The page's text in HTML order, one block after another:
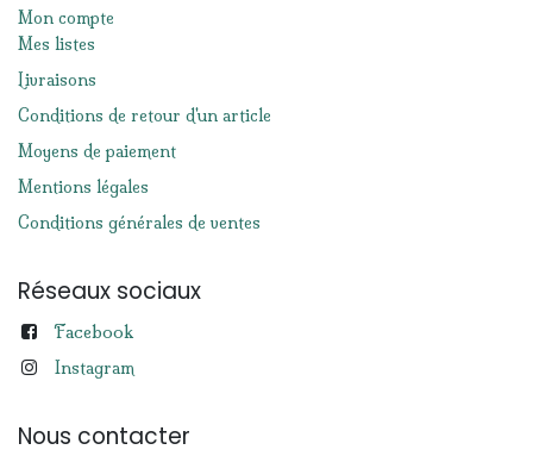
Mon compte
Mes listes
Livraisons
Conditions de retour d'un article
Moyens de paiement
Mentions légales
Conditions générales de ventes
Réseaux sociaux
Facebook
Instagram
Nous contacter